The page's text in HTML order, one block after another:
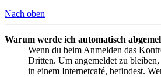
Nach oben
Warum werde ich automatisch
Wenn du beim Anmelden das
Dritten. Um angemeldet zu
in einem Internetcafé, befindest.